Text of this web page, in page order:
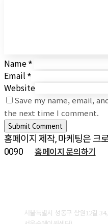
Name *
Email *
Website
Save my name, email,
the next time I comment.
홈페이지 제작, 마케팅은 크
0090
홈페이지 문의하기
서울특별시 성동구 상원12길